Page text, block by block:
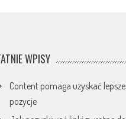
WPISY
Content pomaga uzyskać lepsze
pozycje